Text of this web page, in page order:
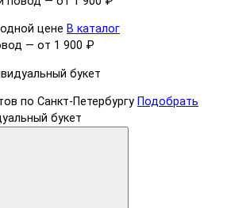
цене В каталог
букет
по Санкт-Петербургу Подобрать